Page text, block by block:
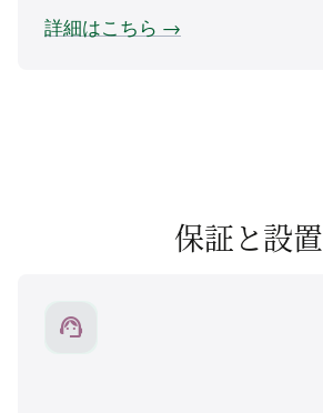
詳細はこちら →
保証と設置
support_agent